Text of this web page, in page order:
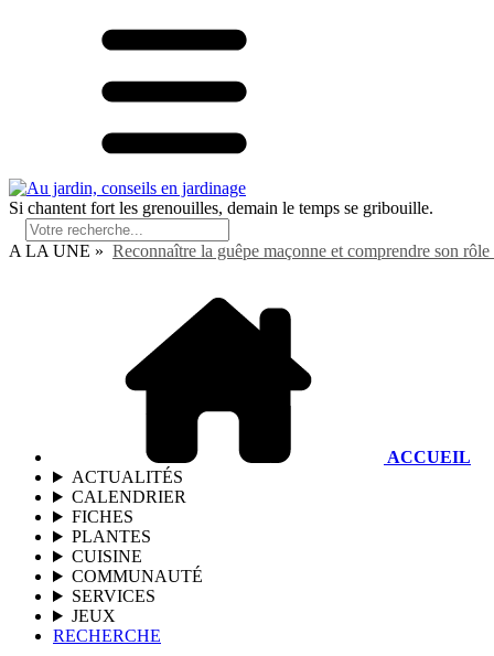
Si chantent fort les grenouilles, demain le temps se gribouille.
A LA UNE » Reconnaître la guêpe maçonne et comprendre son
ACCUEIL
ACTUALITÉS
CALENDRIER
FICHES
PLANTES
CUISINE
COMMUNAUTÉ
SERVICES
JEUX
RECHERCHE